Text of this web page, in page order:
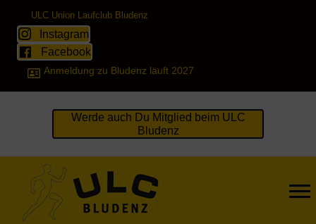
ULC Union Laufclub Bludenz
Instagram
Facebook
Anmeldung zu Bludenz läuft 2027
Werde auch Du Mitglied beim ULC
Bludenz